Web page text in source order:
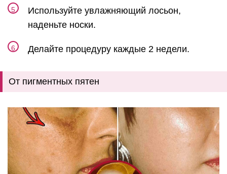
Используйте увлажняющий лосьон,
наденьте носки.
Делайте процедуру каждые 2 недели.
От пигментных пятен